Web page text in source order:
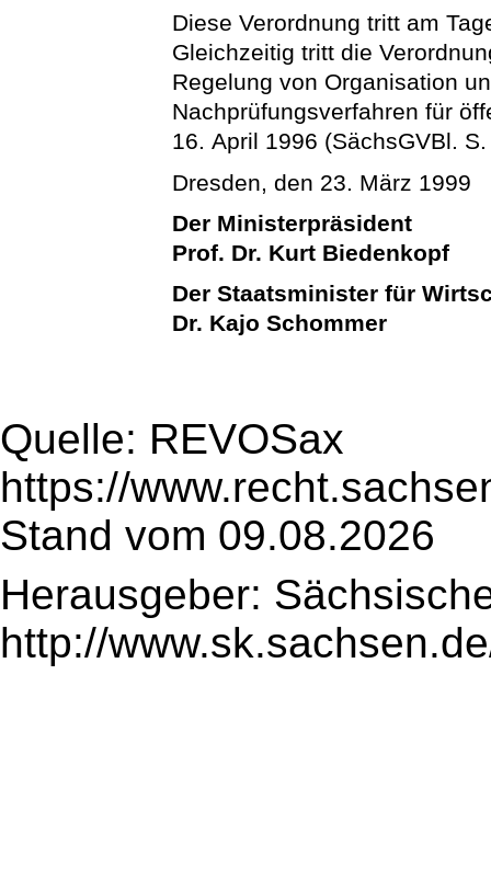
Diese Verordnung tritt am
Gleichzeitig tritt die
Regelung von Organisation
Nachprüfungsverfahren für
16. April 1996 (SächsGVBl.
Dresden, den 23. März 1999
Der Ministerpräsident
Prof. Dr. Kurt Biedenkopf
Der Staatsminister für
Dr. Kajo Schommer
Quelle: REVOSax
https://
Stand vom 09.08.2026
Herausgeber:
http://